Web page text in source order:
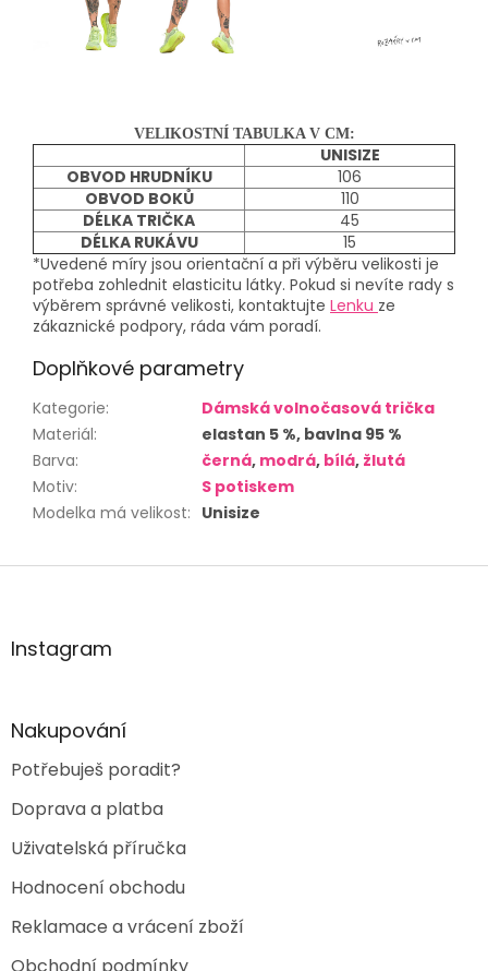
VELIKOSTNÍ TABULKA V CM:
UNISIZE
OBVOD HRUDNÍKU
106
OBVOD BOKŮ
110
DÉLKA TRIČKA
45
DÉLKA RUKÁVU
15
*Uvedené míry jsou orientační a při výběru velikosti je
potřeba zohlednit elasticitu látky. Pokud si nevíte rady s
výběrem správné velikosti, kontaktujte Lenku ze
zákaznické podpory, ráda vám poradí.
Doplňkové parametry
Kategorie:
Dámská volnočasová trička
Materiál:
elastan 5 %, bavlna 95 %
Barva: černá, modrá, bílá, žlutá
Motiv:
S potiskem
Modelka má velikost: Unisize
Z
aInstagram
Nakupování
Potřebuješ poradit?
Doprava a platba
Uživatelská příručka
Hodnocení obchodu
Reklamace a vrácení zboží
Obchodní podmínky